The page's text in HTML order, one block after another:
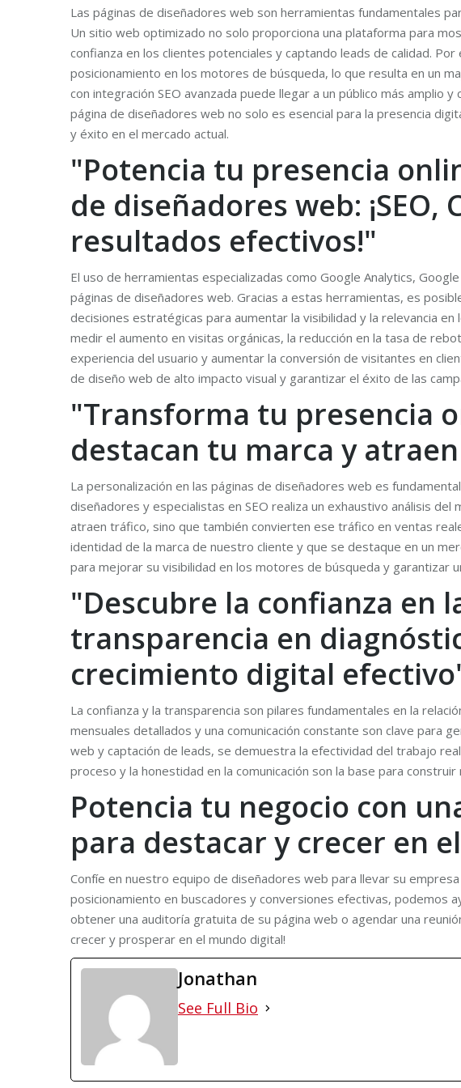
Las páginas de diseñadores web son herramientas fundamentales
Un sitio web optimizado no solo proporciona una plataforma para
confianza en los clientes potenciales y captando leads de calidad.
posicionamiento en los motores de búsqueda, lo que resulta en un
con integración SEO avanzada puede llegar a un público más
página de diseñadores web no solo es esencial para la presencia
y éxito en el mercado actual.
"Potencia tu presencia
de diseñadores web: ¡SEO,
resultados efectivos!"
El uso de herramientas especializadas como Google Analytics,
páginas de diseñadores web. Gracias a estas herramientas, es
decisiones estratégicas para aumentar la visibilidad y la relevancia
medir el aumento en visitas orgánicas, la reducción en la tasa de
experiencia del usuario y aumentar la conversión de visitantes en
de diseño web de alto impacto visual y garantizar el éxito de las
"Transforma tu presencia
destacan tu marca y
La personalización en las páginas de diseñadores web es
diseñadores y especialistas en SEO realiza un exhaustivo análisis
atraen tráfico, sino que también convierten ese tráfico en ventas
identidad de la marca de nuestro cliente y que se destaque en un
para mejorar su visibilidad en los motores de búsqueda y garantizar
"Descubre la confianza en
transparencia en
crecimiento digital
La confianza y la transparencia son pilares fundamentales en la
mensuales detallados y una comunicación constante son clave para
web y captación de leads, se demuestra la efectividad del trabajo
proceso y la honestidad en la comunicación son la base para
Potencia tu negocio con
para destacar y crecer en
Confíe en nuestro equipo de diseñadores web para llevar su
posicionamiento en buscadores y conversiones efectivas, podemos
obtener una auditoría gratuita de su página web o agendar una
crecer y prosperar en el mundo digital!
Jonathan
See Full Bio